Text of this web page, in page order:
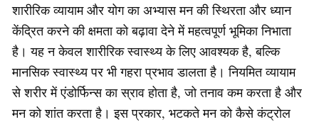
शारीरिक व्यायाम और योग का अभ्यास मन की स्थिरता और ध्यान
केंद्रित करने की क्षमता को बढ़ावा देने में महत्वपूर्ण भूमिका निभाता
है। यह न केवल शारीरिक स्वास्थ्य के लिए आवश्यक है, बल्कि
मानसिक स्वास्थ्य पर भी गहरा प्रभाव डालता है। नियमित व्यायाम
से शरीर में एंडोर्फिन्स का स्राव होता है, जो तनाव कम करता है और
मन को शांत करता है। इस प्रकार, भटकते मन को कैसे कंट्रोल